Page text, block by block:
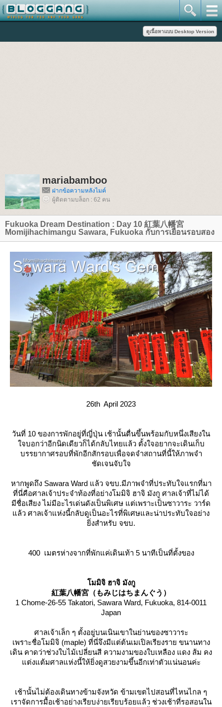
mariabamboo
ฝากข้อความหลังไมค์
ผู้ติดตามบล็อก : 62 คน
Fukuoka Dream Destination : Day 10 紅葉八幡宮
Momijihachimangu Sawara, Fukuoka กับการเยือนรอบสอง
26th April 2023
วันที่ 10 ของการพักอยู่ที่ญี่ปุ่น เช้านั้นตื่นขึ้นพร้อมกับหนึ่งเสียงใน
จบอกว่าอีกนิดเดียวก็ได้กลับไทยแล้ว ตั้งใจอยากจะเดินเก็บ
บรรยากาศรอบที่พักอีกสักรอบเพื่อจดจำสถานที่นี้ให้ภาพจำ
ชัดเจนจับใจ
หากพูดถึง Sawara Ward แล้ว จขบ.มีภาพจำที่ประทับใจแรกที่มา
ที่นี่คือศาลเจ้าประจำท้องที่อย่างโมมิจิ ฮาจิ มังกู ศาลเจ้าที่ไม่ได้
มีชื่อเสียง ไม่มีอะไรเด่นดังเป็นพิเศษ แต่เพราะเป็นซาวาระ วาร์ด
ล้ว ศาลเจ้าแห่งนี้กลับดูเป็นอะไรที่พิเศษและน่าประทับใจอย่าง
ิ่งสำหรับ จขบ.
400 เมตรห่างจากที่พักแค่เดินเท้า 5 นาทีเป็นที่ตั้งของ
มมิจิ ฮาจิ มังกู
紅葉八幡宮（もみじはちまんぐう）
1 Chome-26-55 Takatori, Sawara Ward, Fukuoka, 814-0011
Japan
ศาลเจ้าเล็ก ๆ ตั้งอยู่บนเนินเขาในย่านของซาวาระ
เพราะชื่อโมมิจิ (maple) ที่นี่จึงมีแต่ต้นเมเปิลเรียงราย ขนานทาง
เดิน คาดว่าช่วงใบไม้เปลี่ยนสี ความงามของใบเหลือง แดง ส้ม คง
ต่งแต้มศาลแห่งนี้ให้ยิ่งดูสวยงามขึ้นอีกเท่าตัวแน่นอนค่ะ
เช้านั้นไม่ต้องเดินทางข้ามจังหวัด ข้ามเขตไปสอนที่ไหนไกล ๆ
เราจัดการมื้อเช้าอย่างเรียบง่ายเรียบร้อยแล้ว ช่วงเช้าที่รอสอนใน